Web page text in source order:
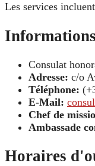
Les services
Consulat
Adresse: c/o
Téléphone:
E-Mail:
Chef de
Ambassade
Horaires